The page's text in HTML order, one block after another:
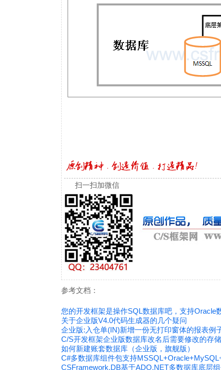
扫一扫加微信
参考文档：
您的开发框架是操作SQL数据库吧，支持Oracle
关于企业版V4.0代码生成器的几个疑问
企业版:入仓单(IN)新增一份无打印窗体的报表例
C/S开发框架企业版数据库改名后需要修改的存
如何新建账套数据库（企业版，旗舰版）
C#多数据库组件包支持
CSFramework.DB基于ADO.NET多数据库底层